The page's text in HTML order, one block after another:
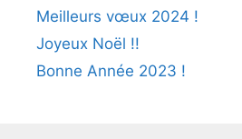
Meilleurs vœux 2024 !
Joyeux Noël !!
Bonne Année 2023 !